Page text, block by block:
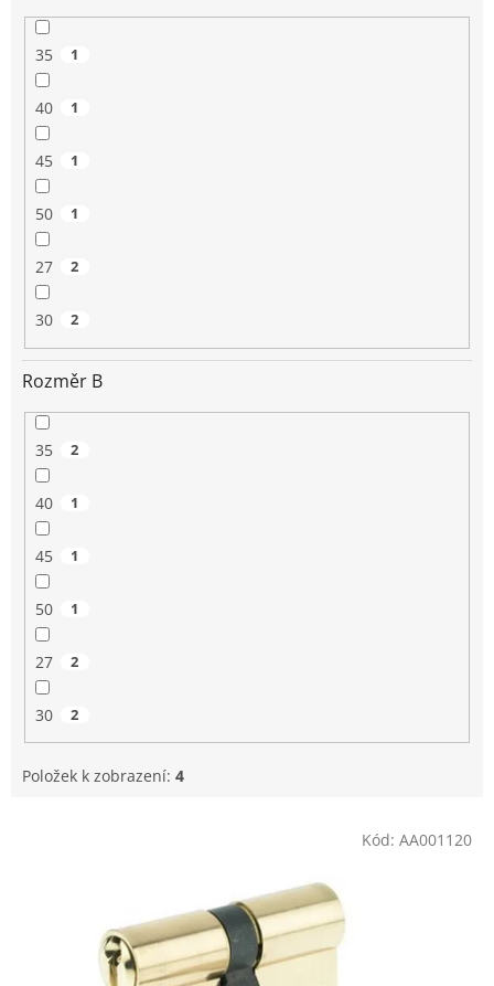
35 1
40 1
45 1
50 1
27 2
30 2
Rozměr B
35 2
40 1
45 1
50 1
27 2
30 2
Položek k zobrazení: 4
Kód: AA001120